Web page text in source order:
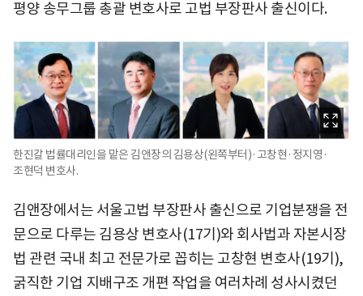
평양 송무그룹 총괄 변호사로 고법 부장판사 출신이다.
한진칼 법률대리인을 맡은 김앤장의 김용상(왼쪽부터)·고창현·정지영·
조현덕 변호사.
김앤장에서는 서울고법 부장판사 출신으로 기업분쟁을 전
문으로 다루는 김용상 변호사(17기)와 회사법과 자본시장
법 관련 국내 최고 전문가로 꼽히는 고창현 변호사(19기),
굵직한 기업 지배구조 개편 작업을 여러차례 성사시켰던